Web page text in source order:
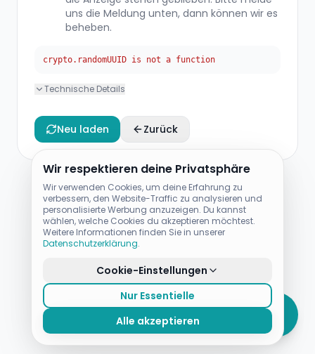
Wir respektieren deine Privatsphäre
Wir verwenden Cookies, um deine Erfahrung zu
verbessern, den Website-Traffic zu analysieren und
personalisierte Werbung anzuzeigen. Du kannst
wählen, welche Cookies du akzeptieren möchtest.
Weitere Informationen finden Sie in unserer
Datenschutzerklärung.
Cookie-Einstellungen
Nur Essentielle
Alle akzeptieren
uns die Meldung unten, dann können wir es
beheben.
crypto.randomUUID is not a function
Technische Details
Neu laden Zurück